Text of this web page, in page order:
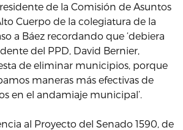
de la Comisión de Asuntos
Cuerpo de la colegiatura de la
a Báez recordando que ‘debiera
del PPD, David Bernier,
de eliminar municipios, porque
maneras más efectivas de
en el andamiaje municipal’.
al Proyecto del Senado 1590, de